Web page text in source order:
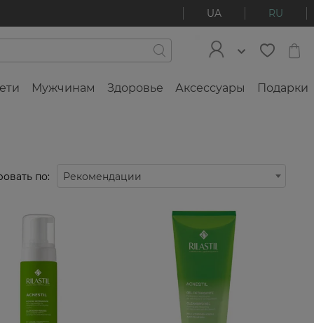
UA RU
Мужчинам Здоровье Аксессуары Подарки
по: Рекомендации